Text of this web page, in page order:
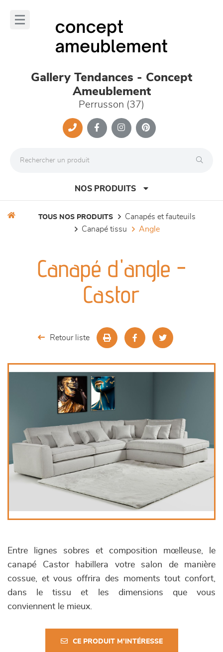
Gallery Tendances - Concept
Ameublement
Perrusson (37)
NOS PRODUITS
séjours
meubles de complément
décoration
TOUS NOS PRODUITS
canapés et fauteuils
canapé tissu
angle
Canapé d'angle -
Castor
Retour liste
Entre lignes sobres et composition mœlleuse, le
canapé Castor habillera votre salon de manière
cossue, et vous offrira des moments tout confort,
dans le tissu et les dimensions que vous
conviennent le mieux.
CE PRODUIT M'INTÉRESSE